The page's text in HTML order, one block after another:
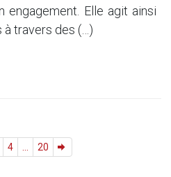
Elle agit ainsi
à travers des (…)
4 20